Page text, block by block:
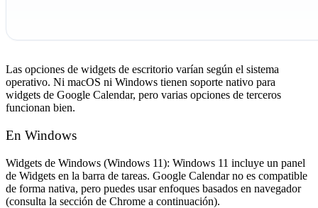
Las opciones de widgets de escritorio varían según el sistema
operativo. Ni macOS ni Windows tienen soporte nativo para
widgets de Google Calendar, pero varias opciones de terceros
funcionan bien.
En Windows
Widgets de Windows (Windows 11): Windows 11 incluye un panel
de Widgets en la barra de tareas. Google Calendar no es compatible
de forma nativa, pero puedes usar enfoques basados en navegador
(consulta la sección de Chrome a continuación).